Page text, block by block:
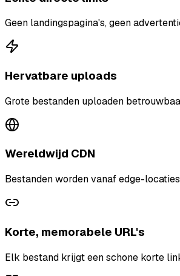
Geen landingspagina's, geen
Hervatbare uploads
Grote bestanden uploaden
Wereldwijd CDN
Bestanden worden vanaf edge-
Korte, memorabele URL's
Elk bestand krijgt een schone korte